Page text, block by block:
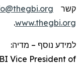
קשר
www.thegbi.org
.
למידע נוסף – מדיה:
Vice President of